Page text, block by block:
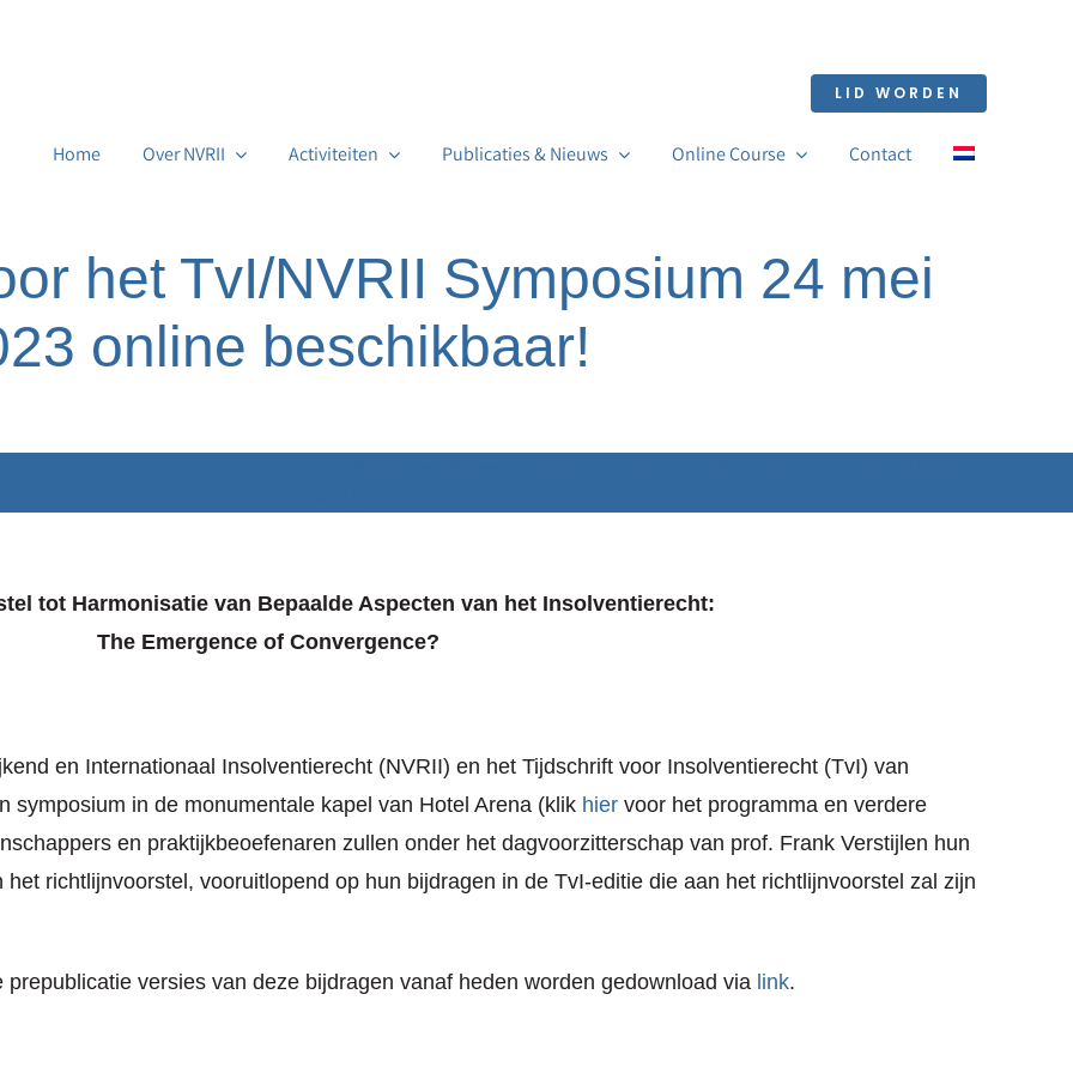
LID WORDEN
Home Over NVRII Activiteiten Publicaties & Nieuws Online Course Contact
het TvI/NVRII Symposium 24 mei
online beschikbaar!
tot Harmonisatie van Bepaalde Aspecten van het Insolventierecht:
The Emergence of Convergence?
en Internationaal Insolventierecht (NVRII) en het Tijdschrift voor Insolventierecht (TvI) van
symposium in de monumentale kapel van Hotel Arena (klik hiervoor het programma en verdere
en praktijkbeoefenaren zullen onder het dagvoorzitterschap van prof. Frank Verstijlen hun
richtlijnvoorstel, vooruitlopend op hun bijdragen in de TvI-editie die aan het richtlijnvoorstel zal zijn
versies van deze bijdragen vanaf heden worden gedownload via link.